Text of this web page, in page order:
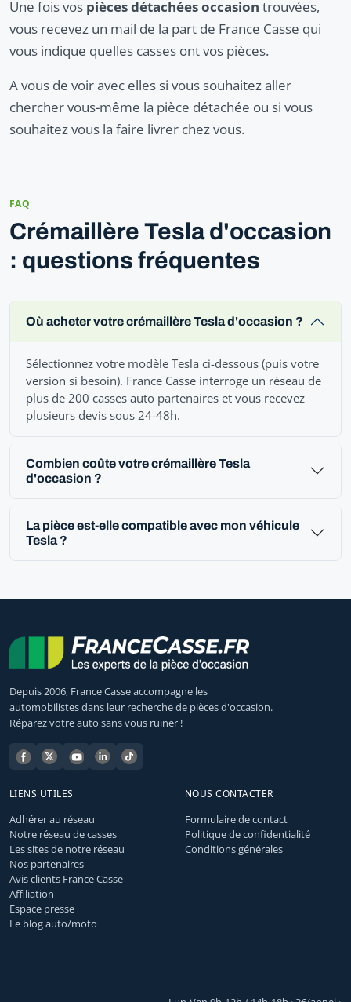
Une fois vos pièces détachées occasion trouvées,
vous recevez un mail de la part de France Casse qui
vous indique quelles casses ont vos pièces.
A vous de voir avec elles si vous souhaitez aller
chercher vous-même la pièce détachée ou si vous
souhaitez vous la faire livrer chez vous.
FAQ
Crémaillère Tesla d'occasion
: questions fréquentes
Où acheter votre crémaillère Tesla d'occasion ?
Sélectionnez votre modèle Tesla ci-dessous (puis votre
version si besoin). France Casse interroge un réseau de
plus de 200 casses auto partenaires et vous recevez
plusieurs devis sous 24-48h.
Combien coûte votre crémaillère Tesla
d'occasion ?
La pièce est-elle compatible avec mon véhicule
Tesla ?
Depuis 2006, France Casse accompagne les
automobilistes dans leur recherche de pièces d'occasion.
Réparez votre auto sans vous ruiner !
LIENS UTILES
Adhérer au réseau
Notre réseau de casses
Les sites de notre réseau
Nos partenaires
Avis clients France Casse
Affiliation
Espace presse
Le blog auto/moto
NOUS CONTACTER
Formulaire de contact
Politique de confidentialité
Conditions générales